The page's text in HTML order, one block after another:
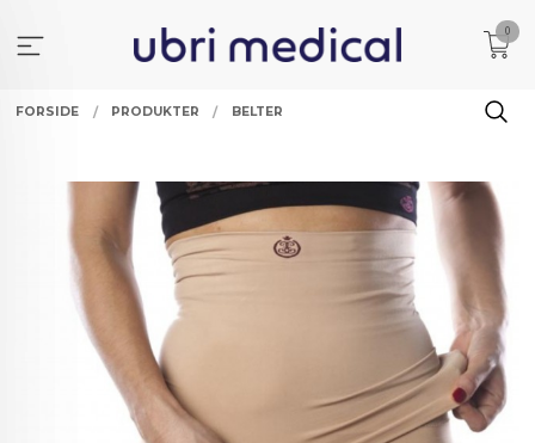
innholdet
0
FORSIDE PRODUKTER BELTER